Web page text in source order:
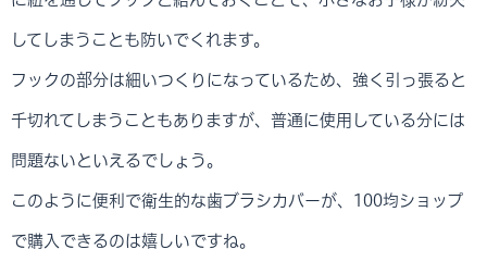
してしまうことも防いでくれます。
フックの部分は細いつくりになっているため、強く引っ張ると
千切れてしまうこともありますが、普通に使用している分には
問題ないといえるでしょう。
このように便利で衛生的な歯ブラシカバーが、100均ショップ
で購入できるのは嬉しいですね。